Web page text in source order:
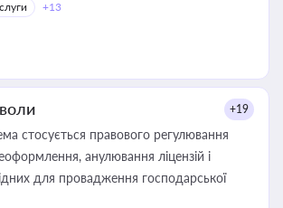
+13
+19
стосується правового регулювання
анулювання ліцензій і
для провадження господарської